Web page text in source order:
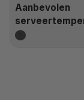
Aanbevolen